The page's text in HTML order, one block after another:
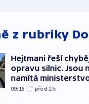
z rubriky
Hejtmani řeší
opravu silnic. Jsou
namítá
09:15 před 1h